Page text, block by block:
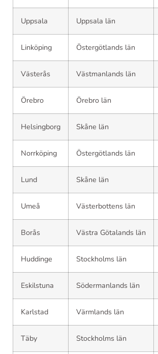
Uppsala Uppsala län
Linköping Östergötlands län
Västerås Västmanlands län
Örebro Örebro län
Helsingborg Skåne län
Norrköping Östergötlands län
Lund Skåne län
Umeå Västerbottens län
Borås Västra Götalands län
Huddinge Stockholms län
Eskilstuna Södermanlands län
Karlstad Värmlands län
Täby Stockholms län